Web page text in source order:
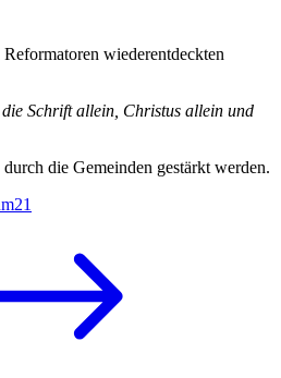
wiederentdeckten
Schrift allein, Christus allein und
die Gemeinden gestärkt werden.